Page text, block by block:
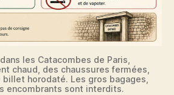
les Catacombes de Paris,
chaud, des chaussures fermées,
horodaté. Les gros bagages,
encombrants sont interdits.